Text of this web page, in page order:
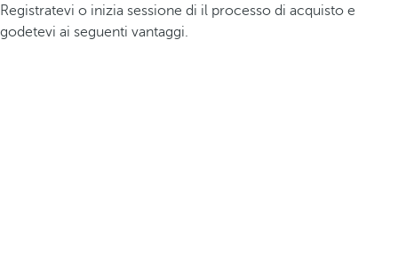
Registratevi o inizia sessione di il processo di acquisto e
godetevi ai seguenti vantaggi.